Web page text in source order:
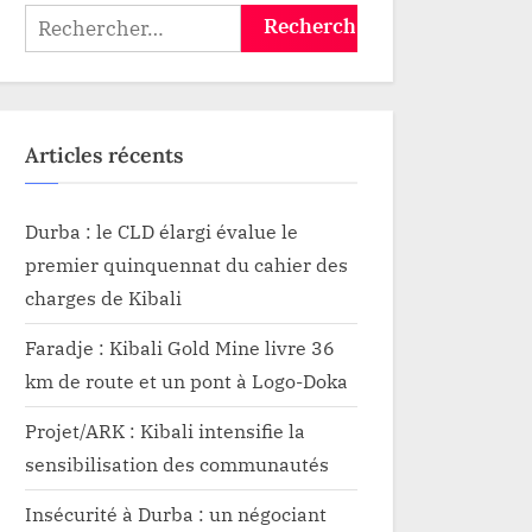
Rechercher :
Articles récents
Durba : le CLD élargi évalue le
premier quinquennat du cahier des
charges de Kibali
Faradje : Kibali Gold Mine livre 36
km de route et un pont à Logo-Doka
Projet/ARK : Kibali intensifie la
sensibilisation des communautés
Insécurité à Durba : un négociant